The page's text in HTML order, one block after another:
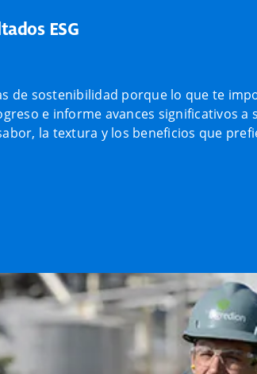
ESG
de sostenibilidad porque lo que te
e informe avances significativos a
la textura y los beneficios que